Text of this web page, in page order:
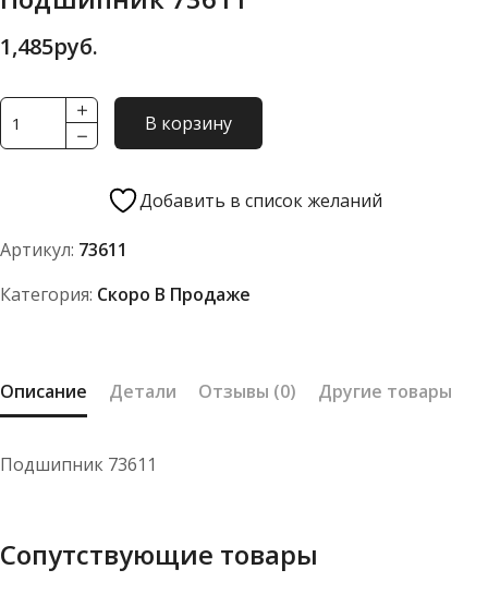
1,485руб.
Количество
товара
В корзину
Добавить в список желаний
Артикул: 73611
Категория: Скоро В Продаже
Описание Детали Отзывы (0) Другие товары
Подшипник 73611
Сопутствующие товары